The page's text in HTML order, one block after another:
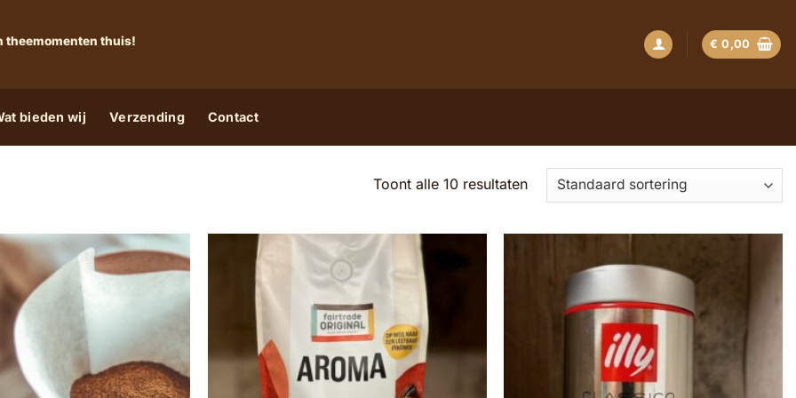
theemomenten thuis! € 0,00
bieden wij Verzending Contact
Toont alle 10 resultaten